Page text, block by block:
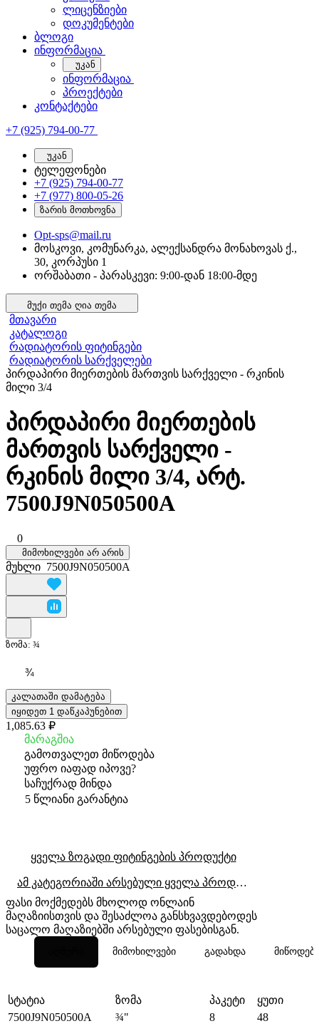
ლიცენზიები
დოკუმენტები
ბლოგი
ინფორმაცია
უკან
ინფორმაცია
პროექტები
კონტაქტები
+7 (925) 794-00-77
უკან
ტელეფონები
+7 (925) 794-00-77
+7 (977) 800-05-26
ზარის მოთხოვნა
Opt-sps@mail.ru
მოსკოვი, კომუნარკა, ალექსანდრა მონახოვას ქ.,
30, კორპუსი 1
ორშაბათი - პარასკევი: 9:00-დან 18:00-მდე
მუქი თემა ღია თემა
მთავარი
კატალოგი
რადიატორის ფიტინგები
რადიატორის სარქველები
პირდაპირი მიერთების მართვის სარქველი - რკინის
მილი 3/4
პირდაპირი მიერთების
მართვის სარქველი -
რკინის მილი 3/4, არტ.
7500J9N050500A
0
მიმოხილვები არ არის
მუხლი 7500J9N050500A
ზომა: ¾
¾
კალათაში დამატება
იყიდეთ 1 დაწკაპუნებით
1,085.63 ₽
მარაგშია
გამოთვალეთ მიწოდება
უფრო იაფად იპოვე?
საჩუქრად მინდა
5 წლიანი გარანტია
ყველა ზოგადი ფიტინგების პროდუქტი
ამ კატეგორიაში არსებული ყველა პროდუქტი
ფასი მოქმედებს მხოლოდ ონლაინ
მაღაზიისთვის და შესაძლოა განსხვავდებოდეს
საცალო მაღაზიებში არსებული ფასებისგან.
მიმოხილვები გადახდა მიწოდება
სტატია ზომა პაკეტი
ყუთი
7500J9N050500A
¾" 8 48